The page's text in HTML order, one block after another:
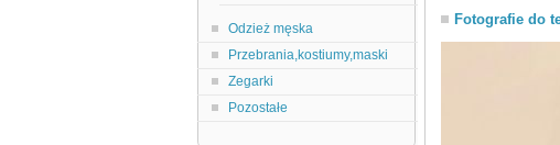
Odzież męska
Przebrania,kostiumy,maski
Zegarki
Pozostałe
Fotografie do